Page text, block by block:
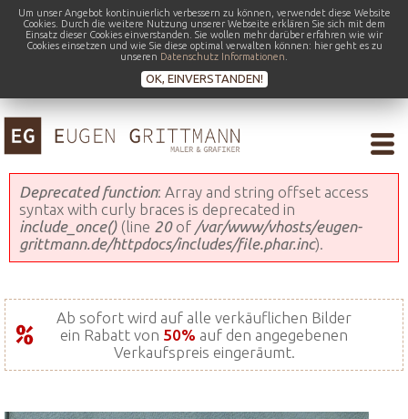
Um unser Angebot kontinuierlich verbessern zu können, verwendet diese Website
Cookies. Durch die weitere Nutzung unserer Webseite erklären Sie sich mit dem
Einsatz dieser Cookies einverstanden. Sie wollen mehr darüber erfahren wie wir
Cookies einsetzen und wie Sie diese optimal verwalten können: hier geht es zu
unseren Datenschutz Informationen
OK, EINVERSTANDEN!
Fehlermeldung
Deprecated function: Array and string offset access
syntax with curly braces is deprecated in
include_once()(line 20of /var/www/vhosts/eugen-
grittmann.de/httpdocs/includes/file.phar.inc).
Ab sofort wird auf alle verkäuflichen Bilder
ein Rabatt von 50% auf den angegebenen
Verkaufspreis eingeräumt.